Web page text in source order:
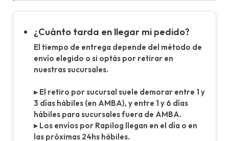
¿Cuánto tarda en llegar mi pedido?
El tiempo de entrega depende del método de
envío elegido o si optás por retirar en
nuestras sucursales.
▸ El retiro por sucursal suele demorar entre 1 y
3 días hábiles (en AMBA), y entre 1 y 6 días
hábiles para sucursales fuera de AMBA.
▸ Los envíos por Rapilog llegan en el día o en
las próximas 24hs hábiles.